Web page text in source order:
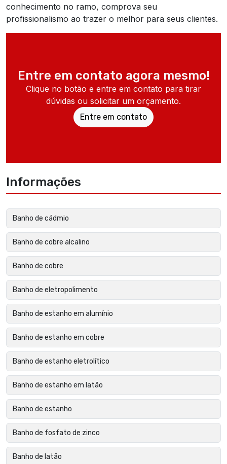
conhecimento no ramo, comprova seu
profissionalismo ao trazer o melhor para seus clientes.
Entre em contato agora mesmo!
Clique no botão e entre em contato para tirar
dúvidas ou solicitar um orçamento.
Entre em contato
Informações
Banho de cádmio
Banho de cobre alcalino
Banho de cobre
Banho de eletropolimento
Banho de estanho em alumínio
Banho de estanho em cobre
Banho de estanho eletrolítico
Banho de estanho em latão
Banho de estanho
Banho de fosfato de zinco
Banho de latão